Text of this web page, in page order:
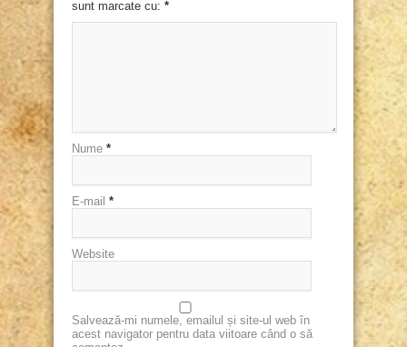
sunt marcate cu: *
Nume *
E-mail *
Website
Salvează-mi numele, emailul și site-ul web în
acest navigator pentru data viitoare când o să